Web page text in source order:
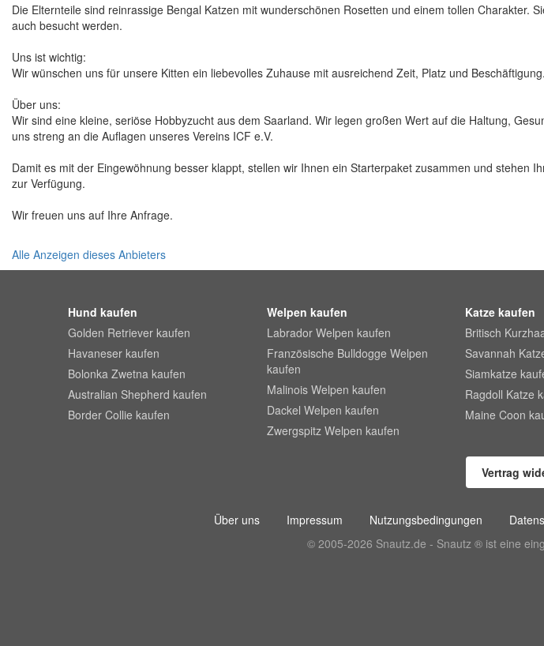
Die Elternteile sind reinrassige Bengal Katzen mit wunderschönen Rosetten und einem tollen Charakter.
auch besucht werden.
Uns ist wichtig:
Wir wünschen uns für unsere Kitten ein liebevolles Zuhause mit ausreichend Zeit, Platz und Beschäftigung.
Über uns:
Wir sind eine kleine, seriöse Hobbyzucht aus dem Saarland. Wir legen großen Wert auf die Haltung,
uns streng an die Auflagen unseres Vereins ICF e.V.
Damit es mit der Eingewöhnung besser klappt, stellen wir Ihnen ein Starterpaket zusammen und stehen
zur Verfügung.
Wir freuen uns auf Ihre Anfrage.
Alle Anzeigen dieses Anbieters
Hund kaufen
Golden Retriever kaufen
Havaneser kaufen
Bolonka Zwetna kaufen
Australian Shepherd kaufen
Border Collie kaufen
Welpen kaufen
Labrador Welpen kaufen
Französische Bulldogge Welpen
kaufen
Malinois Welpen kaufen
Dackel Welpen kaufen
Zwergspitz Welpen kaufen
Katze kaufen
Britisch
Savannah
Siamkatze
Ragdoll Katze
Maine Coon
Vertrag
Über uns Impressum Nutzungsbedingungen
© 2005-2026 Snautz.de - Snautz ® ist eine